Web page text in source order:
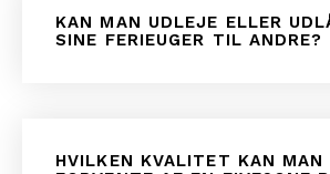
KAN MAN UDLEJE ELLER
SINE FERIEUGER TIL ANDRE?
HVILKEN KVALITET KAN MAN